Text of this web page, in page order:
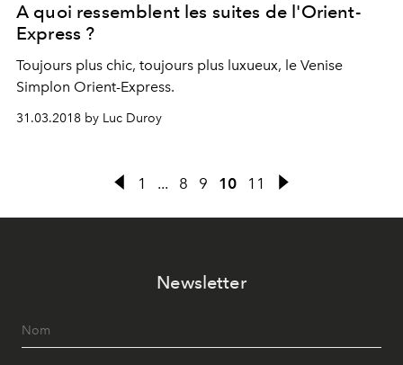
A quoi ressemblent les suites de l'Orient-
Express ?
Toujours plus chic, toujours plus luxueux, le Venise
Simplon Orient-Express.
31.03.2018 by Luc Duroy
1 ... 8 9 10 11
Newsletter